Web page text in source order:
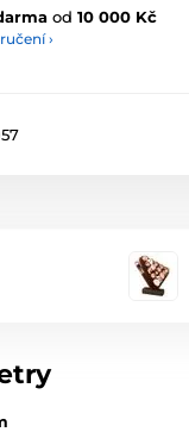
od 10 000 Kč
›